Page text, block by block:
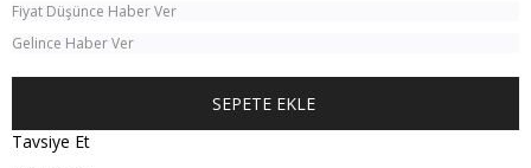
Fiyat Düşünce Haber Ver
Gelince Haber Ver
Tavsiye Et